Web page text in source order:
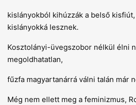
kislányokból kihúzzák a belső
kislányokká lesznek.
Kosztolányi-üvegszobor nélkül élni
megoldhatatlan,
fűzfa magyartanárrá válni talán már
Még nem ellett meg a feminizmus,